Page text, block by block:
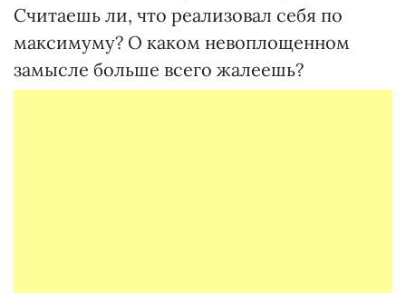
Считаешь ли, что реализовал себя по
максимуму? О каком невоплощенном
замысле больше всего жалеешь?